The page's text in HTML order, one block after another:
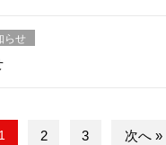
らせ
1 2 3 次へ »